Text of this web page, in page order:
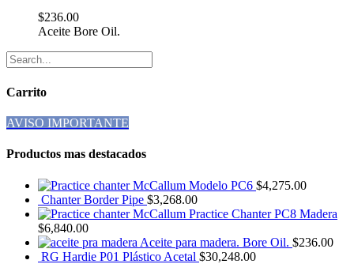
$236.00
Aceite Bore Oil.
Carrito
AVISO IMPORTANTE
Productos mas destacados
Modelo PC6 $4,275.00
Chanter Border Pipe $3,268.00
Practice Chanter PC8 Madera
$6,840.00
Aceite para madera. Bore Oil. $236.00
RG Hardie P01 Plástico Acetal $30,248.00